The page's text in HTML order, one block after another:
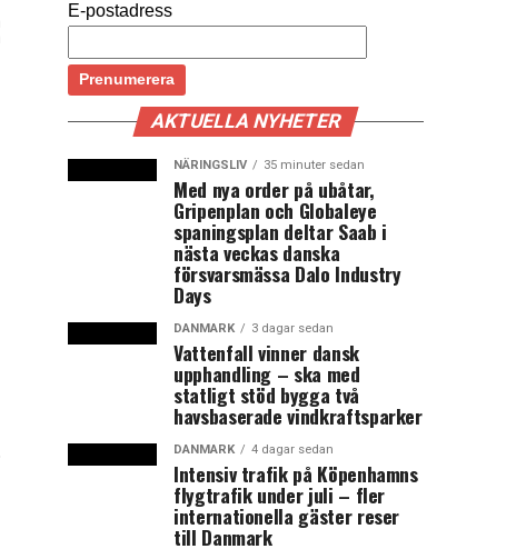
E-postadress
AKTUELLA NYHETER
NÄRINGSLIV 35 minuter sedan
Med nya order på ubåtar,
Gripenplan och Globaleye
spaningsplan deltar Saab i
nästa veckas danska
försvarsmässa Dalo Industry
Days
DANMARK 3 dagar sedan
Vattenfall vinner dansk
upphandling – ska med
statligt stöd bygga två
havsbaserade vindkraftsparker
DANMARK 4 dagar sedan
Intensiv trafik på Köpenhamns
flygtrafik under juli – fler
internationella gäster reser
till Danmark